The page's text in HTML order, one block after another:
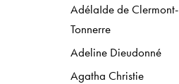
AdélaIde de Clermont-
Tonnerre
Adeline Dieudonné
Agatha Christie